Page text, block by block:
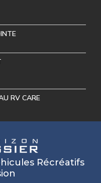
RV CARE
Récréatifs